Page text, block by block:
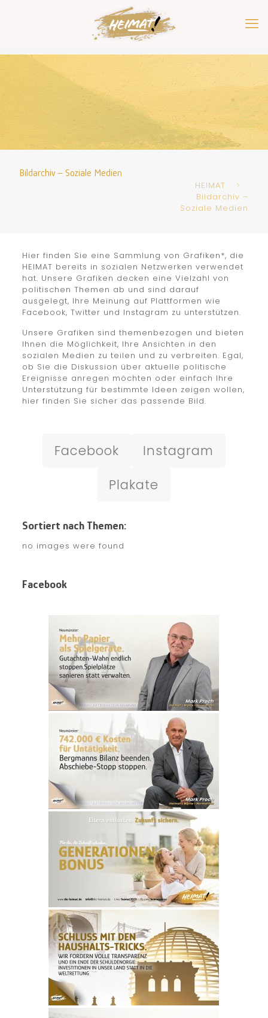
Bildarchiv – Soziale Medien
HEIMAT
Bildarchiv –
Soziale Medien
Hier finden Sie eine Sammlung von Grafiken*, die
HEIMAT bereits in sozialen Netzwerken verwendet
hat. Unsere Grafiken decken eine Vielzahl von
politischen Themen ab und sind darauf
ausgelegt, Ihre Meinung auf Plattformen wie
Facebook, Twitter und Instagram zu unterstützen.
Unsere Grafiken sind themenbezogen und bieten
Ihnen die Möglichkeit, Ihre Ansichten in den
sozialen Medien zu teilen und zu verbreiten. Egal,
ob Sie die Diskussion über aktuelle politische
Ereignisse anregen möchten oder einfach Ihre
Unterstützung für bestimmte Ideen zeigen wollen,
hier finden Sie sicher das passende Bild.
Facebook
Instagram
Plakate
Sortiert nach Themen:
no images were found
Facebook